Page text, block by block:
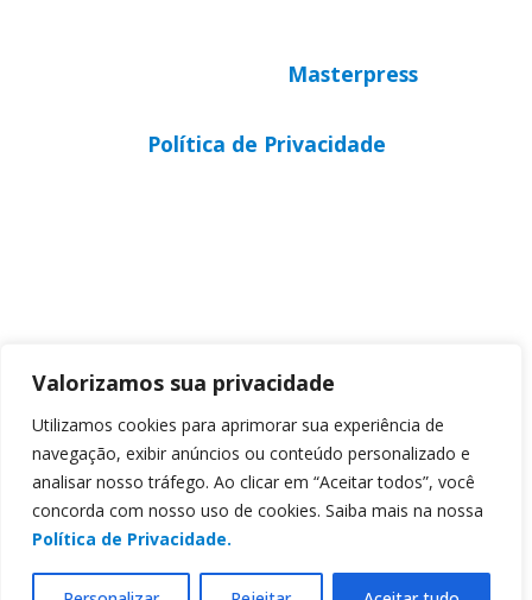
Valorizamos sua privacidade
Utilizamos cookies para aprimorar sua experiência de
navegação, exibir anúncios ou conteúdo personalizado e
analisar nosso tráfego. Ao clicar em “Aceitar todos”, você
concorda com nosso uso de cookies. Saiba mais na nossa
Política de Privacidade.
Masterpress
Política de Privacidade